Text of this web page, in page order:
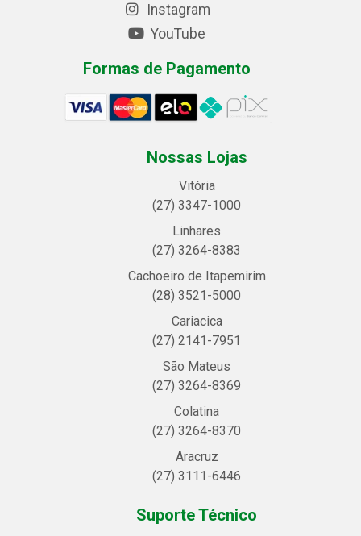
Instagram
YouTube
Formas de Pagamento
Nossas Lojas
Vitória
(27) 3347-1000
Linhares
(27) 3264-8383
Cachoeiro de Itapemirim
(28) 3521-5000
Cariacica
(27) 2141-7951
São Mateus
(27) 3264-8369
Colatina
(27) 3264-8370
Aracruz
(27) 3111-6446
Suporte Técnico